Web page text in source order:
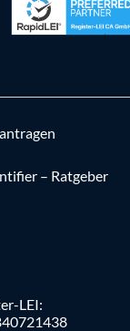
– Ratgeber
LEI: